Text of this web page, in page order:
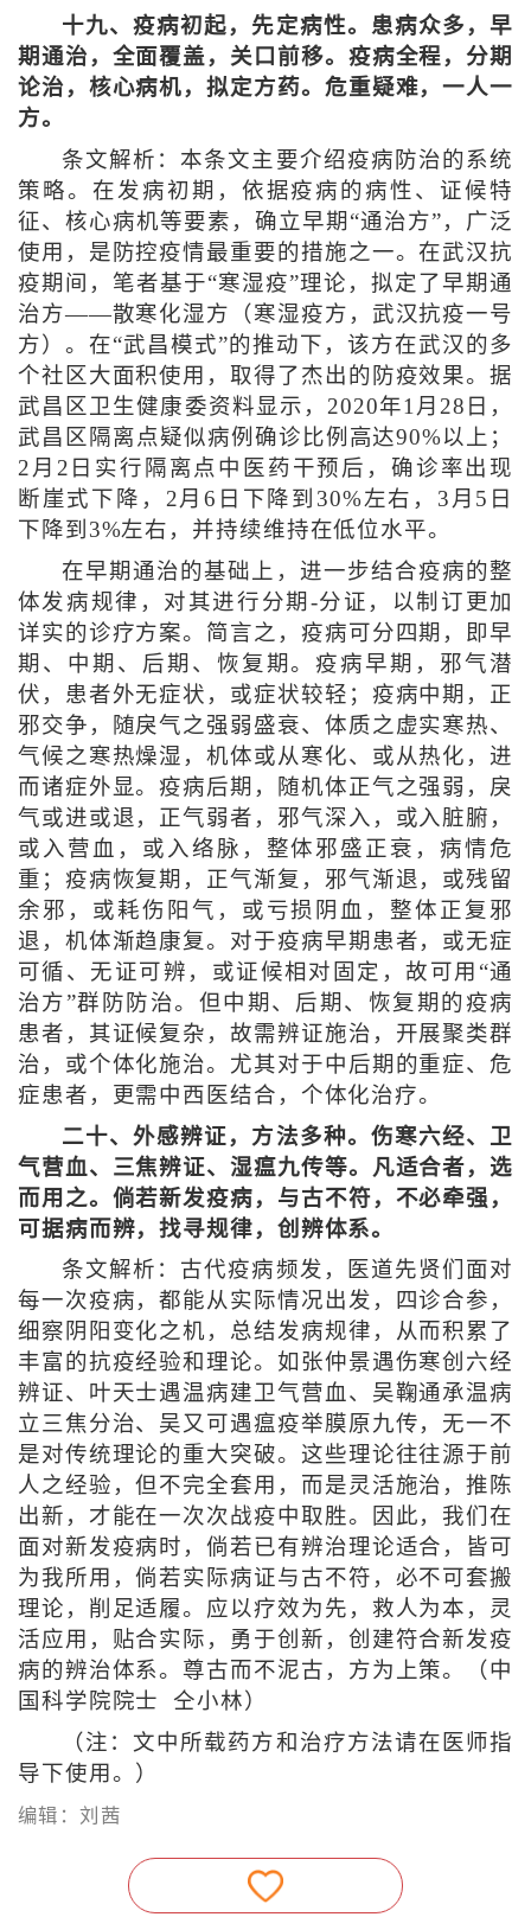
十九、疫病初起，先定病性。患病众多，早
期通治，全面覆盖，关口前移。疫病全程，分期
论治，核心病机，拟定方药。危重疑难，一人一
方。
条文解析：本条文主要介绍疫病防治的系统
策略。在发病初期，依据疫病的病性、证候特
征、核心病机等要素，确立早期“通治方”，广泛
使用，是防控疫情最重要的措施之一。在武汉抗
疫期间，笔者基于“寒湿疫”理论，拟定了早期通
治方——散寒化湿方（寒湿疫方，武汉抗疫一号
方）。在“武昌模式”的推动下，该方在武汉的多
个社区大面积使用，取得了杰出的防疫效果。据
武昌区卫生健康委资料显示，2020年1月28日，
武昌区隔离点疑似病例确诊比例高达90%以上；
2月2日实行隔离点中医药干预后，确诊率出现
断崖式下降，2月6日下降到30%左右，3月5日
下降到3%左右，并持续维持在低位水平。
在早期通治的基础上，进一步结合疫病的整
体发病规律，对其进行分期-分证，以制订更加
详实的诊疗方案。简言之，疫病可分四期，即早
期、中期、后期、恢复期。疫病早期，邪气潜
伏，患者外无症状，或症状较轻；疫病中期，正
邪交争，随戾气之强弱盛衰、体质之虚实寒热、
气候之寒热燥湿，机体或从寒化、或从热化，进
而诸症外显。疫病后期，随机体正气之强弱，戾
气或进或退，正气弱者，邪气深入，或入脏腑，
或入营血，或入络脉，整体邪盛正衰，病情危
重；疫病恢复期，正气渐复，邪气渐退，或残留
余邪，或耗伤阳气，或亏损阴血，整体正复邪
退，机体渐趋康复。对于疫病早期患者，或无症
可循、无证可辨，或证候相对固定，故可用“通
治方”群防防治。但中期、后期、恢复期的疫病
患者，其证候复杂，故需辨证施治，开展聚类群
治，或个体化施治。尤其对于中后期的重症、危
症患者，更需中西医结合，个体化治疗。
二十、外感辨证，方法多种。伤寒六经、卫
气营血、三焦辨证、湿瘟九传等。凡适合者，选
而用之。倘若新发疫病，与古不符，不必牵强，
可据病而辨，找寻规律，创辨体系。
条文解析：古代疫病频发，医道先贤们面对
每一次疫病，都能从实际情况出发，四诊合参，
细察阴阳变化之机，总结发病规律，从而积累了
丰富的抗疫经验和理论。如张仲景遇伤寒创六经
辨证、叶天士遇温病建卫气营血、吴鞠通承温病
立三焦分治、吴又可遇瘟疫举膜原九传，无一不
是对传统理论的重大突破。这些理论往往源于前
人之经验，但不完全套用，而是灵活施治，推陈
出新，才能在一次次战疫中取胜。因此，我们在
面对新发疫病时，倘若已有辨治理论适合，皆可
为我所用，倘若实际病证与古不符，必不可套搬
理论，削足适履。应以疗效为先，救人为本，灵
活应用，贴合实际，勇于创新，创建符合新发疫
病的辨治体系。尊古而不泥古，方为上策。（中
国科学院院士 仝小林）
（注：文中所载药方和治疗方法请在医师指
导下使用。）
编辑：刘茜